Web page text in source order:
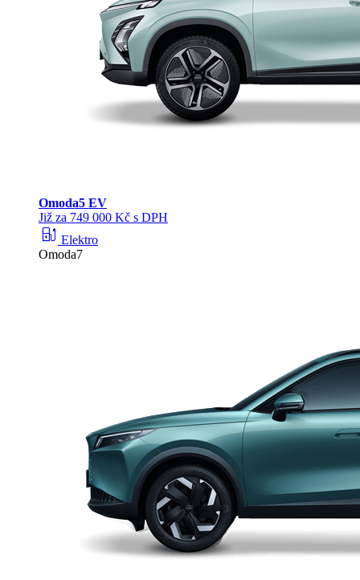
Omoda5 EV
Již za 749 000 Kč s DPH
ev_station Elektro
Omoda7